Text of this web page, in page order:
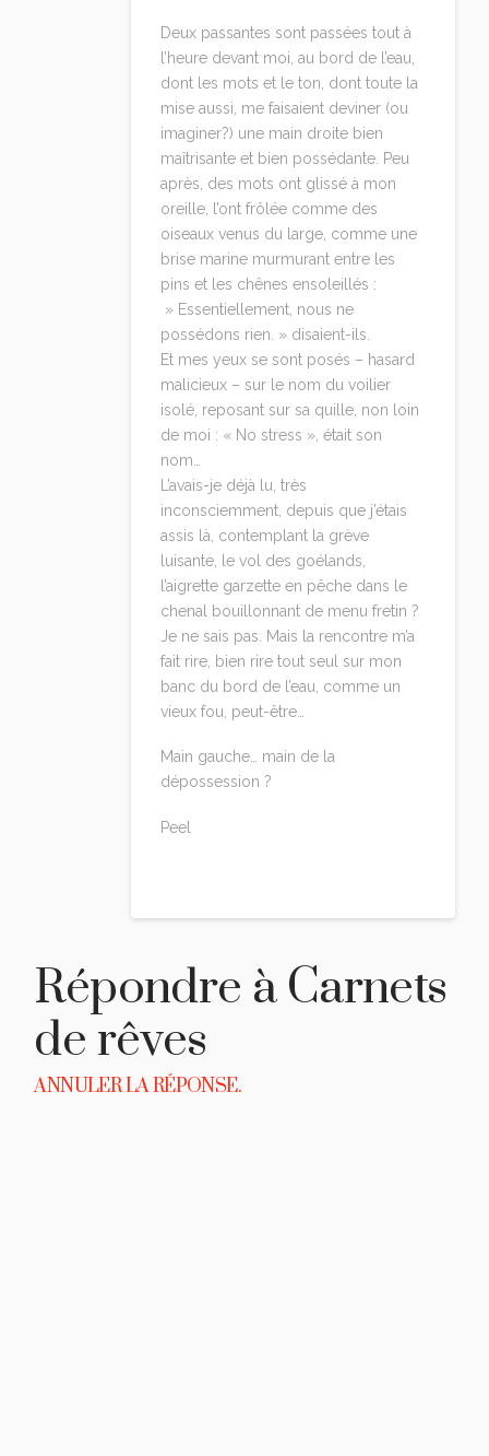
Deux passantes sont passées tout à
l’heure devant moi, au bord de l’eau,
dont les mots et le ton, dont toute la
mise aussi, me faisaient deviner (ou
imaginer?) une main droite bien
maîtrisante et bien possédante. Peu
après, des mots ont glissé à mon
oreille, l’ont frôlée comme des
oiseaux venus du large, comme une
brise marine murmurant entre les
pins et les chênes ensoleillés :
» Essentiellement, nous ne
possédons rien. » disaient-ils.
Et mes yeux se sont posés – hasard
malicieux – sur le nom du voilier
isolé, reposant sur sa quille, non loin
de moi : « No stress », était son
nom…
L’avais-je déjà lu, très
inconsciemment, depuis que j’étais
assis là, contemplant la grève
luisante, le vol des goélands,
l’aigrette garzette en pêche dans le
chenal bouillonnant de menu fretin ?
Je ne sais pas. Mais la rencontre m’a
fait rire, bien rire tout seul sur mon
banc du bord de l’eau, comme un
vieux fou, peut-être…
Main gauche… main de la
dépossession ?
Peel
Répondre à Carnets
de rêves
ANNULER LA RÉPONSE.